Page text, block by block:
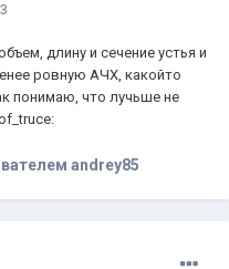
длину и сечение устья и
ровную АЧХ, какойто
понимаю, что лучьше не
andrey85